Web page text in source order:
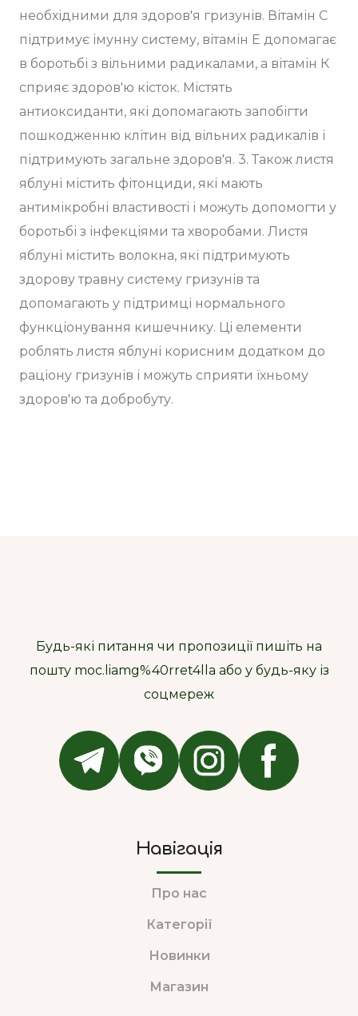
необхідними для здоров'я гризунів. Вітамін C
підтримує імунну систему, вітамін E допомагає
в боротьбі з вільними радикалами, а вітамін К
сприяє здоров'ю кісток. Містять
антиоксиданти, які допомагають запобігти
пошкодженню клітин від вільних радикалів і
підтримують загальне здоров'я. 3. Також листя
яблуні містить фітонциди, які мають
антимікробні властивості і можуть допомогти у
боротьбі з інфекціями та хворобами. Листя
яблуні містить волокна, які підтримують
здорову травну систему гризунів та
допомагають у підтримці нормального
функціонування кишечнику. Ці елементи
роблять листя яблуні корисним додатком до
раціону гризунів і можуть сприяти їхньому
здоров'ю та добробуту.
Будь-які питання чи пропозиції пишіть на
пошту moc.liamg%40rret4lla або у будь-яку із
соцмереж
Навігація
Про нас
Категорії
Новинки
Магазин